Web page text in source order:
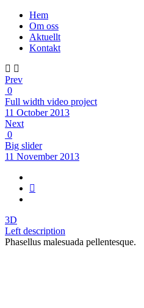
Hem
Om oss
Aktuellt
Kontakt
Prev
0
Full width video project
11 October 2013
Next
0
Big slider
11 November 2013
3D
Left description
Phasellus malesuada pellentesque.